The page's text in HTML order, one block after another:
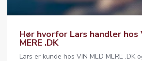
Hør hvorfor Lars handler hos
MERE .DK
Lars er kunde hos VIN MED MERE .DK